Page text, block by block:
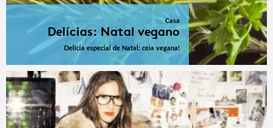
Casa
Delícias: Natal vegano
Delícia especial de Natal: ceia vegana!